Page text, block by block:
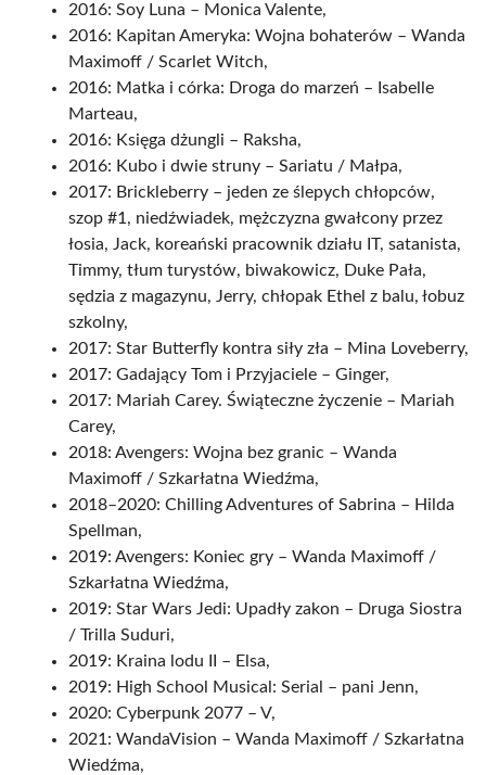
2016: Soy Luna – Monica Valente,
2016: Kapitan Ameryka: Wojna bohaterów – Wanda
Maximoff / Scarlet Witch,
2016: Matka i córka: Droga do marzeń – Isabelle
Marteau,
2016: Księga dżungli – Raksha,
2016: Kubo i dwie struny – Sariatu / Małpa,
2017: Brickleberry – jeden ze ślepych chłopców,
szop #1, niedźwiadek, mężczyzna gwałcony przez
łosia, Jack, koreański pracownik działu IT, satanista,
Timmy, tłum turystów, biwakowicz, Duke Pała,
sędzia z magazynu, Jerry, chłopak Ethel z balu, łobuz
szkolny,
2017: Star Butterfly kontra siły zła – Mina Loveberry,
2017: Gadający Tom i Przyjaciele – Ginger,
2017: Mariah Carey. Świąteczne życzenie – Mariah
Carey,
2018: Avengers: Wojna bez granic – Wanda
Maximoff / Szkarłatna Wiedźma,
2018–2020: Chilling Adventures of Sabrina – Hilda
Spellman,
2019: Avengers: Koniec gry – Wanda Maximoff /
Szkarłatna Wiedźma,
2019: Star Wars Jedi: Upadły zakon – Druga Siostra
/ Trilla Suduri,
2019: Kraina lodu II – Elsa,
2019: High School Musical: Serial – pani Jenn,
2020: Cyberpunk 2077 – V,
2021: WandaVision – Wanda Maximoff / Szkarłatna
Wiedźma,